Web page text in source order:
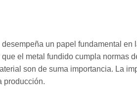
un papel fundamental
el metal fundido cumpla normas
son de suma importancia. La
producción.